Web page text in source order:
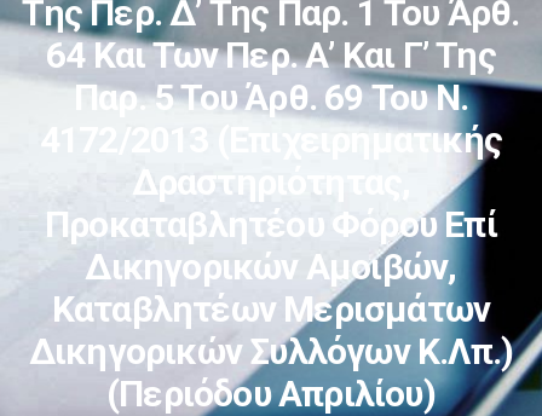
Της Περ. Δ’ Της Παρ. 1 Του Άρθ.
64 Και Των Περ. Α’ Και Γ’ Της
Παρ. 5 Του Άρθ. 69 Του Ν.
4172/2013 (επιχειρηματικής
Δραστηριότητας,
Προκαταβλητέου Φόρου Επί
Δικηγορικών Αμοιβών,
Καταβλητέων Μερισμάτων
Δικηγορικών Συλλόγων Κ.λπ.)
(περιόδου Απριλίου)